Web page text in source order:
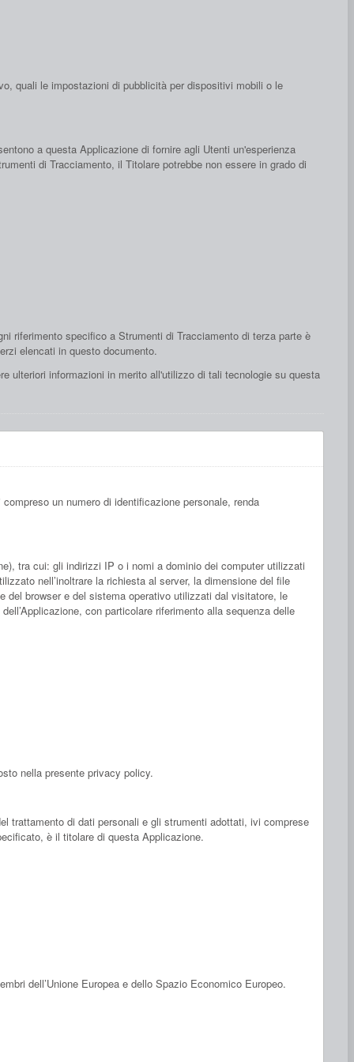
quali le impostazioni di pubblicità per dispositivi mobili o le
a questa Applicazione di fornire agli Utenti un'esperienza
di Tracciamento, il Titolare potrebbe non essere in grado di
riferimento specifico a Strumenti di Tracciamento di terza parte è
elencati in questo documento.
ulteriori informazioni in merito all'utilizzo di tali tecnologie su questa
un numero di identificazione personale, renda
tra cui: gli indirizzi IP o i nomi a dominio dei computer utilizzati
nell’inoltrare la richiesta al server, la dimensione del file
del browser e del sistema operativo utilizzati dal visitatore, le
con particolare riferimento alla sequenza delle
nella presente privacy policy.
trattamento di dati personali e gli strumenti adottati, ivi comprese
è il titolare di questa Applicazione.
dell’Unione Europea e dello Spazio Economico Europeo.